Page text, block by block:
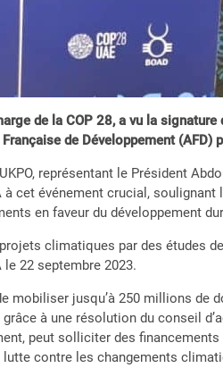
de la COP 28, a vu la signature
de Développement (AFD)
représentant le Président
cet événement crucial,
en faveur du développement
climatiques par des études
le 22 septembre 2023.
mobiliser jusqu’à 250 millions de
à une résolution du conseil
peut solliciter des
contre les changements